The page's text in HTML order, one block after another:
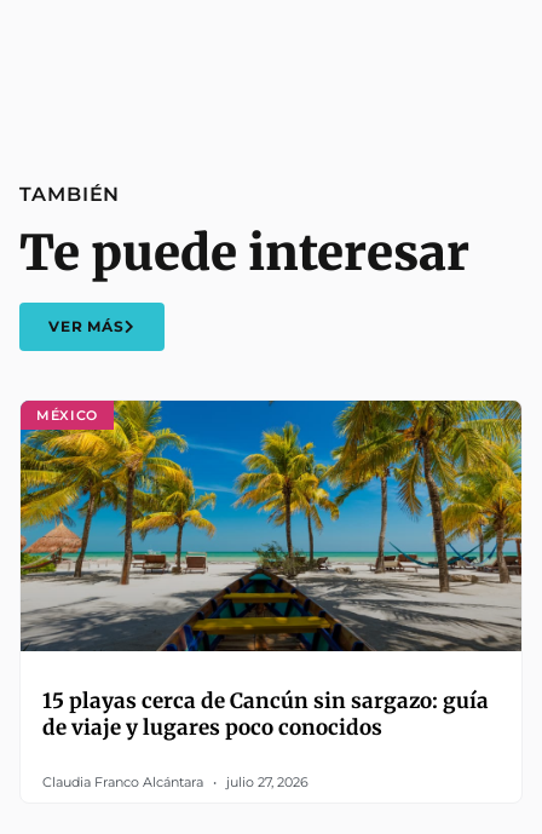
MÉXICO
15 playas cerca de Cancún sin sargazo: guía
de viaje y lugares poco conocidos
Claudia Franco Alcántara julio 27, 2026
TAMBIÉN
Te puede interesar
VER MÁS